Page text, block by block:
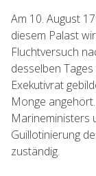
Am 10. August
diesem Palast
Fluchtversuch
desselben
Exekutivrat
Monge
Marineministers
Guillotinierung
zuständig.